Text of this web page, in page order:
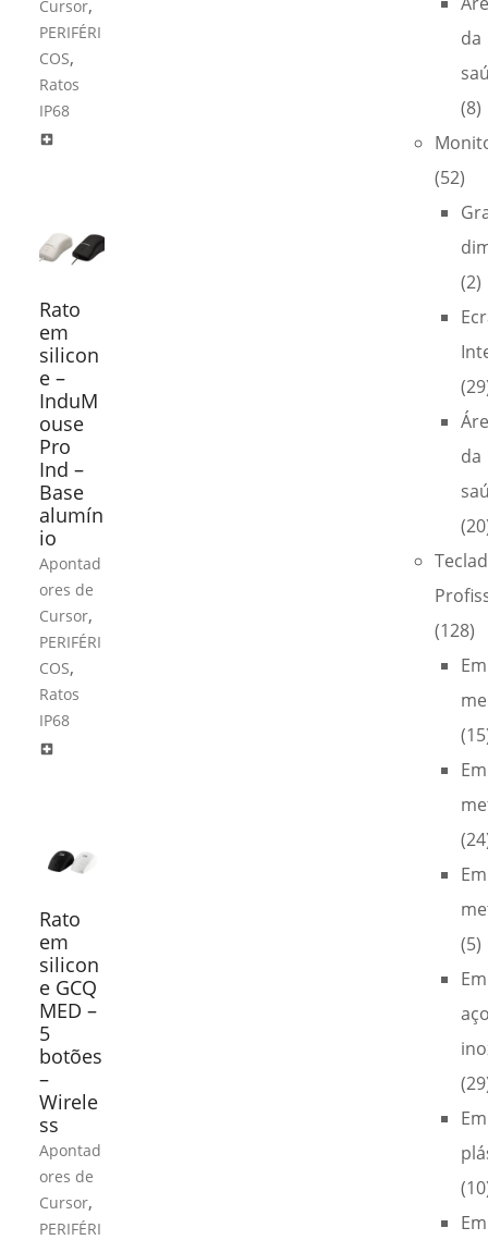
Cursor,
PERIFÉRI
COS,
Ratos
IP68
local_hospital
Rato
em
silicon
e –
InduM
ouse
Pro
Ind –
Base
alumín
io
Apontad
ores de
Cursor,
PERIFÉRI
COS,
Ratos
IP68
local_hospital
Rato
em
silicon
e GCQ
MED –
5
botões
–
Wirele
ss
Apontad
ores de
Cursor,
PERIFÉRI
da
(8)
(52)
(2)
da
(128)
Em
Em
Em
(5)
Em
Em
Em